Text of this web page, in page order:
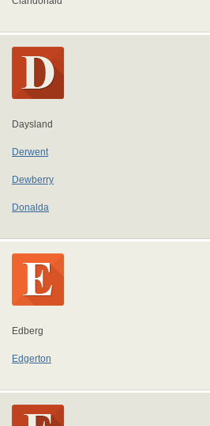
Daysland
Derwent
Dewberry
Donalda
Edberg
Edgerton